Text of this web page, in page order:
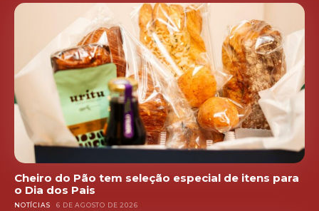
Cheiro do Pão tem seleção especial de itens para
o Dia dos Pais
NOTÍCIAS 6 DE AGOSTO DE 2026